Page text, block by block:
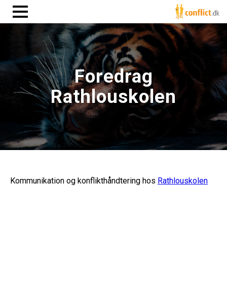
Foredrag
Rathlouskolen
Kommunikation og konflikthåndtering hos Rathlouskolen